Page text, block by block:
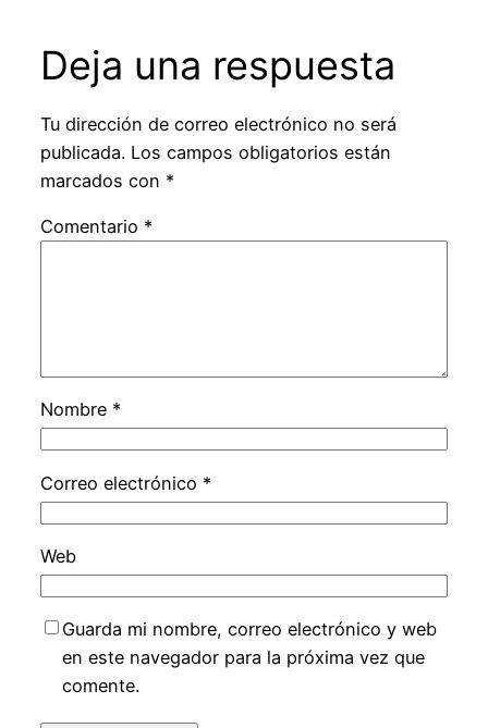
Deja una respuesta
Tu dirección de correo electrónico no será
publicada. Los campos obligatorios están
marcados con *
Comentario *
Nombre *
Correo electrónico *
Web
Guarda mi nombre, correo electrónico y web
en este navegador para la próxima vez que
comente.